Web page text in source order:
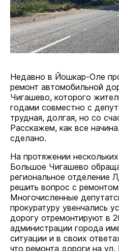
Недавно в Йошкар-Оле
ремонт автомобильной
Чигашево, которого
годами совместно с
трудная, долгая, но со
Расскажем, как все
сделано.
На протяжении
Большое Чигашево
региональное отделение
решить вопрос с
Многочисленные
прокуратуру увенчались
дорогу отремонтируют в
администрации города
ситуации и в своих
что ремонта дороги на